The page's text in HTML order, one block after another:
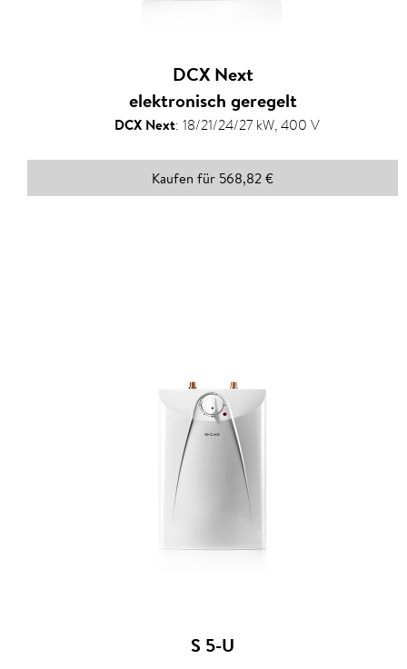
DCX Next
elektronisch geregelt
DCX Next: 18/21/24/27 kW, 400 V
Kaufen für 568,82 €
S 5-U